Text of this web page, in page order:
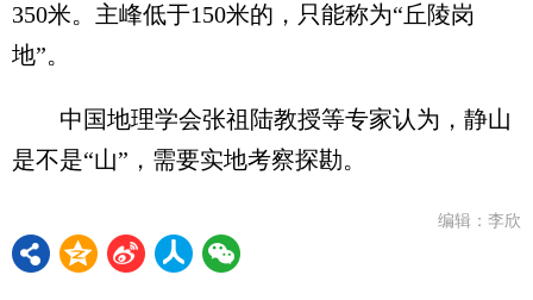
350米。主峰低于150米的，只能称为“丘陵岗
地”。
中国地理学会张祖陆教授等专家认为，静山
是不是“山”，需要实地考察探勘。
编辑：李欣